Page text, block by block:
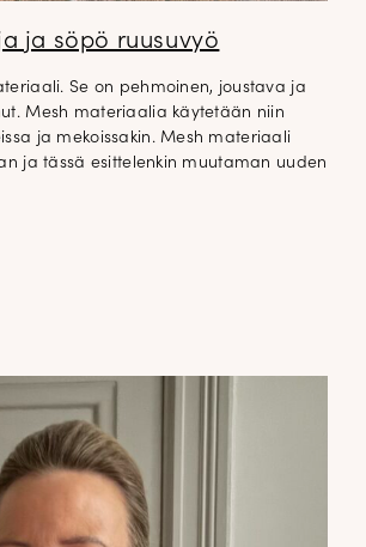
ja söpö ruusuvyö
Se on pehmoinen, joustava ja
Mesh materiaalia käytetään niin
ja mekoissakin. Mesh materiaali
ja tässä esittelenkin muutaman uuden